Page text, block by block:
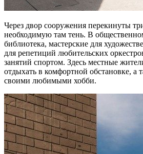
Через двор сооружения перекинуты
необходимую там тень. В
библиотека, мастерские для
для репетиций любительских
занятий спортом. Здесь местные
отдыхать в комфортной обстановке, а
своими любимыми хобби.